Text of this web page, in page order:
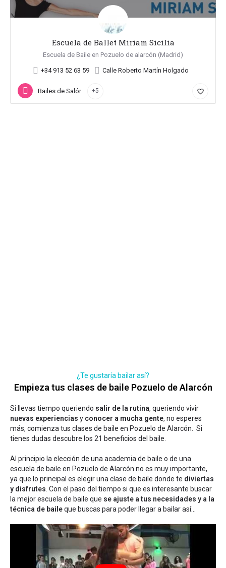
Escuela de Ballet Miriam Sicilia
Escuela de Baile en Pozuelo de alarcón (Madrid)
+34 913 52 63 59 Calle Roberto Martín Holgado
Bailes de Salón +5 favorite_border
¿Te gustaría bailar así?
Empieza tus clases de baile Pozuelo de Alarcón
Si llevas tiempo queriendo salir de la rutina, queriendo vivir
nuevas experiencias y conocer a mucha gente, no esperes
más, comienza tus clases de baile en Pozuelo de Alarcón. Si
tienes dudas descubre los 21 beneficios del baile.
Al principio la elección de una academia de baile o de una
escuela de baile en Pozuelo de Alarcón no es muy importante,
ya que lo principal es elegir una clase de baile donde te diviertas
y disfrutes. Con el paso del tiempo si que es interesante buscar
la mejor escuela de baile que se ajuste a tus necesidades y a la
técnica de baileque buscas para poder llegar a bailar así...